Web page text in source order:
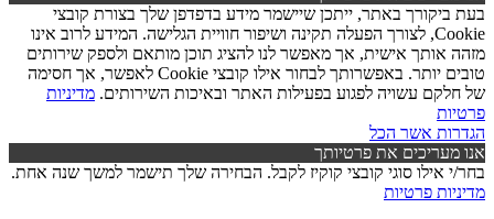
בעת ביקורך באתר, ייתכן שיישמר מידע בדפדפן שלך בצורת קובצי
Cookie, לצורך הפעלה תקינה ושיפור חוויית הגלישה. המידע לרוב אינו
מזהה אותך אישית, אך מאפשר לנו להציג תוכן מותאם ולספק שירותים
טובים יותר. באפשרותך לבחור אילו קובצי Cookie לאפשר, אך חסימה
של חלקם עשויה לפגוע בפעילות האתר ובאיכות השירותים. מדיניות
פרטיות
הגדרות אשר הכל
אנו מעריכים את פרטיותך
בחר/י אילו סוגי קובצי קוקיז לקבל. הבחירה שלך תישמר למשך שנה אחת.
מדיניות פרטיות